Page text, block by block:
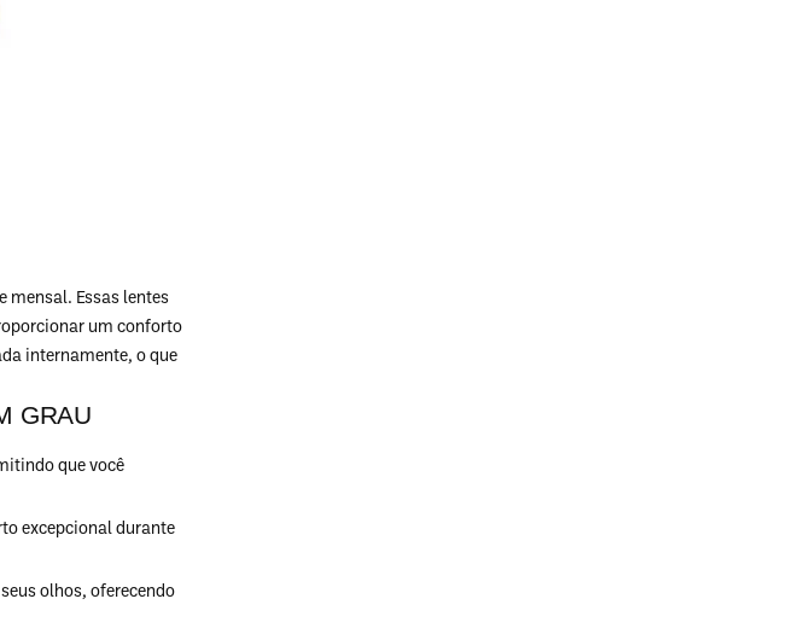
mensal. Essas lentes
um conforto
internamente, o que
GRAU
que você
excepcional durante
olhos, oferecendo